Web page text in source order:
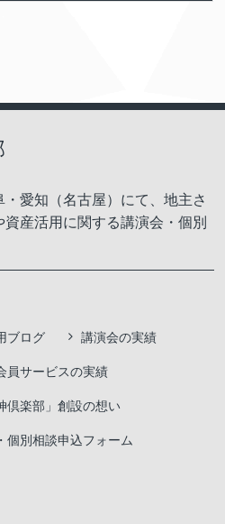
愛知（名古屋）にて、地主さ
産活用に関する講演会・個別
ブログ 講演会の実績
員サービスの実績
倶楽部」創設の想い
個別相談申込フォーム